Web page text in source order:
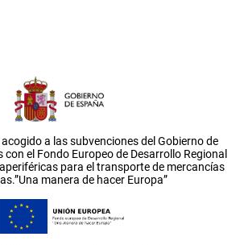
a las subvenciones del Gobierno de
el Fondo Europeo de Desarrollo Regional
para el transporte de mercancías
manera de hacer Europa”